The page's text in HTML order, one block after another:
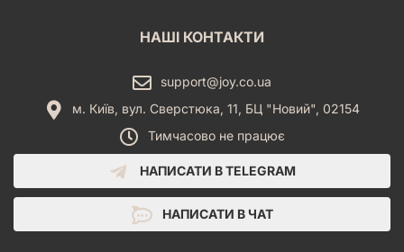
НАШІ КОНТАКТИ
support@joy.co.ua
м. Київ, вул. Сверстюка, 11, БЦ "Новий", 02154
Тимчасово не працює
НАПИСАТИ В TELEGRAM
НАПИСАТИ В ЧАТ